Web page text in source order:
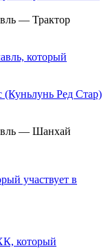
— Трактор
— Шанхай